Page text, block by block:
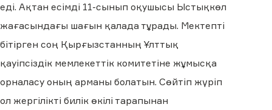
еді. Ақтан есімді 11-сынып оқушысы Ыстықкөл
жағасындағы шағын қалада тұрады. Мектепті
бітірген соң Қырғызстанның Ұлттық
қауіпсіздік мемлекеттік комитетіне жұмысқа
орналасу оның арманы болатын. Сөйтіп жүріп
ол жергілікті билік өкілі тарапынан